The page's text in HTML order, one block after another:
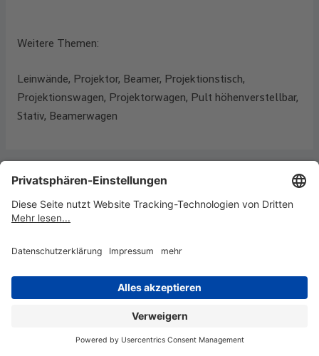
Weitere Themen:
Leinwände, Projektor, Beamer, Projektionstisch,
Projektionswagen, Projektorwagen, Pult höhenverstellbar,
Stativ, Beamerwagen
+49 6063 502-206
Montag - Donnerstag:
08:00 - 17:00 Uhr
E-MAIL